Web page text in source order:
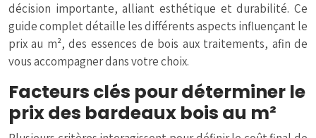
décision importante, alliant esthétique et durabilité. Ce
guide complet détaille les différents aspects influençant le
prix au m², des essences de bois aux traitements, afin de
vous accompagner dans votre choix.
Facteurs clés pour déterminer le
prix des bardeaux bois au m²